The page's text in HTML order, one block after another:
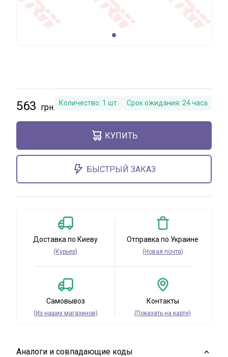
563 Количество: 1 шт. Срок ожидания: 24 часа
КУПИТЬ
БЫСТРЫЙ ЗАКАЗ
Доставка по Киеву
(Курьер)
Отправка по Украине
(Новая почта)
Самовывоз
(Из наших магазинов)
Контакты
(Показать на карте)
Аналоги и совпадающие коды